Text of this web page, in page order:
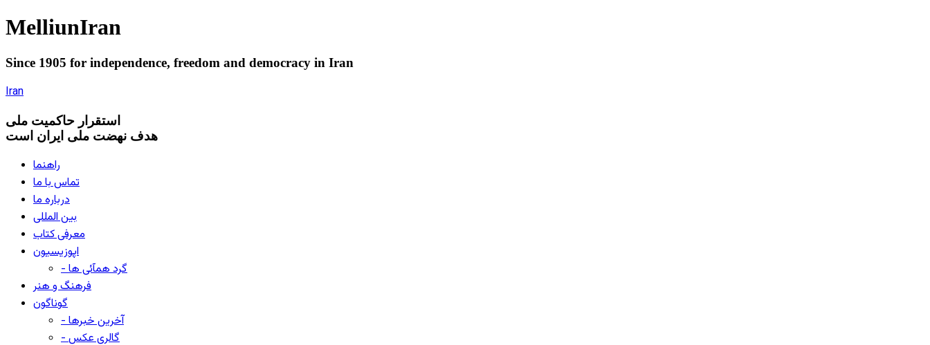
MelliunIran
Since 1905 for independence, freedom and democracy in Iran
Iran
استقرار حاکميت ملی
هدف نهضت ملی ایران است
راهنما
تماس با ما
درباره ما
بین المللی
معرفی کتاب
اپوزیسیون
- گرد همآئی ها
فرهنگ و هنر
گوناگون
- آخرین خبرها
- گالری عکس